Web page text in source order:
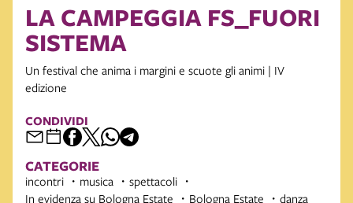
LA CAMPEGGIA FS_FUORI
SISTEMA
Un festival che anima i margini e scuote gli animi | IV
edizione
CONDIVIDI
CATEGORIE
incontri musica
spettacoli
In evidenza su Bologna Estate
Bologna Estate danza